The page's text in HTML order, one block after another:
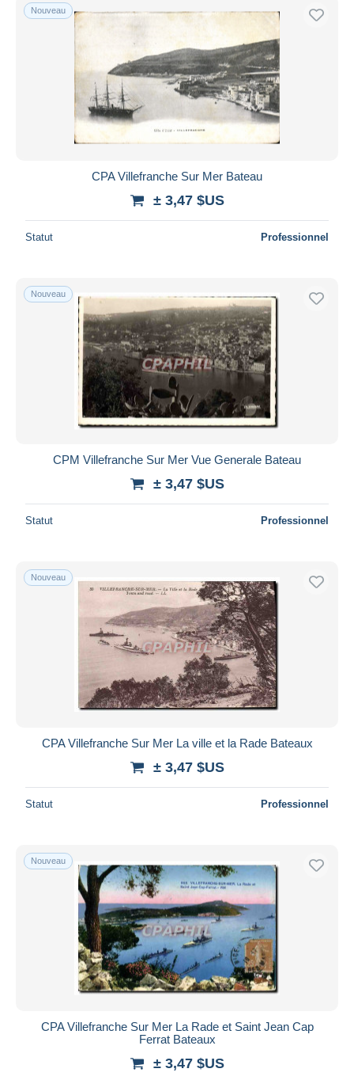
Nouveau
CPA Villefranche Sur Mer Bateau
± 3,47 $US
Statut Professionnel
Nouveau
CPM Villefranche Sur Mer Vue Generale Bateau
± 3,47 $US
Statut Professionnel
Nouveau
CPA Villefranche Sur Mer La ville et la Rade Bateaux
± 3,47 $US
Statut Professionnel
Nouveau
CPA Villefranche Sur Mer La Rade et Saint Jean Cap
Ferrat Bateaux
± 3,47 $US